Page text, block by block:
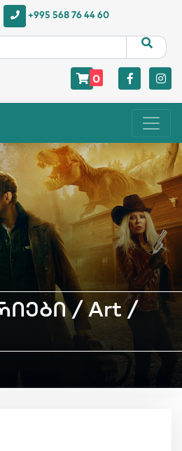
+995 568 76 44 60
0
/ Art /